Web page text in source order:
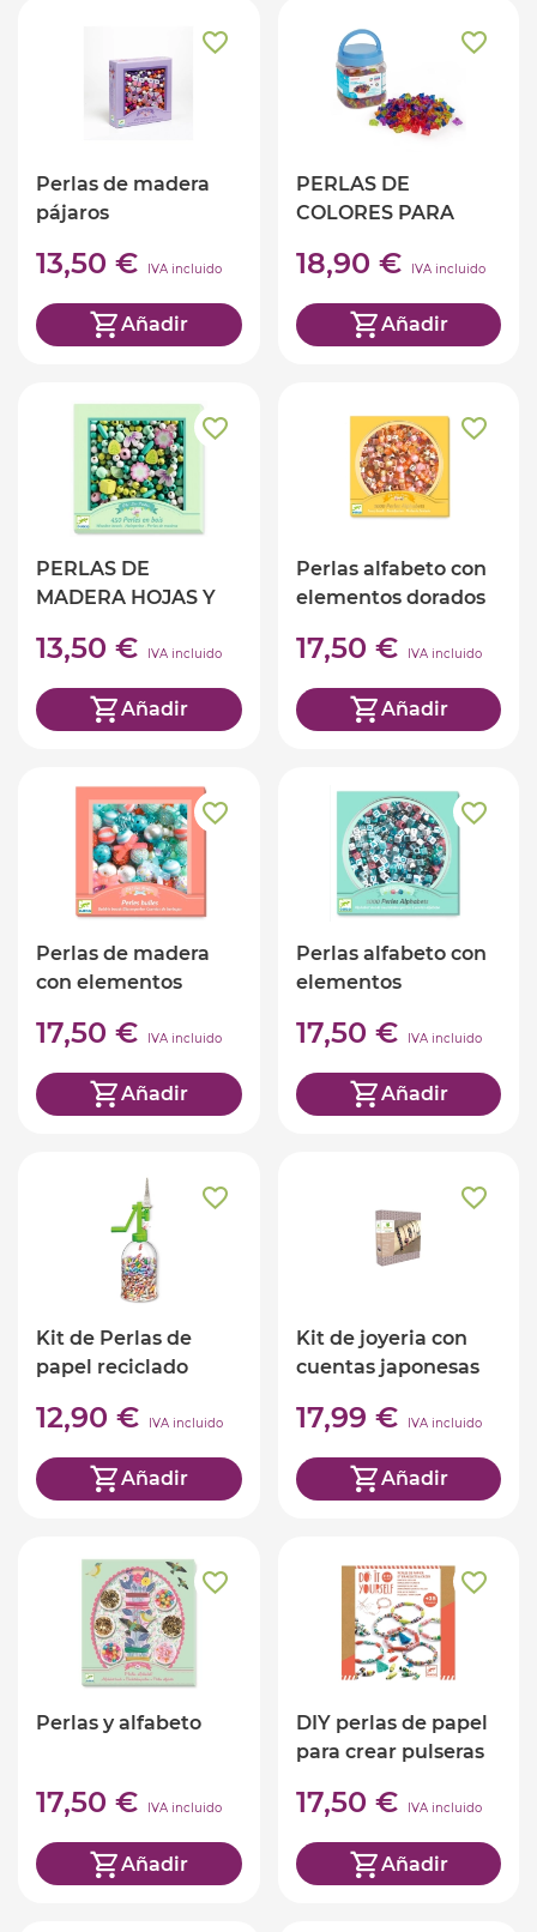
Perlas de madera
pájaros
13,50 € IVA incluido
Añadir
PERLAS DE
COLORES PARA
18,90 € IVA incluido
Añadir
PERLAS DE
MADERA HOJAS Y
13,50 € IVA incluido
Añadir
Perlas alfabeto con
elementos dorados
17,50 € IVA incluido
Añadir
Perlas de madera
con elementos
17,50 € IVA incluido
Añadir
Perlas alfabeto con
elementos
17,50 € IVA incluido
Añadir
Kit de Perlas de
papel reciclado
12,90 € IVA incluido
Añadir
Kit de joyeria con
cuentas japonesas
17,99 € IVA incluido
Añadir
Perlas y alfabeto
17,50 € IVA incluido
Añadir
DIY perlas de papel
para crear pulseras
17,50 € IVA incluido
Añadir